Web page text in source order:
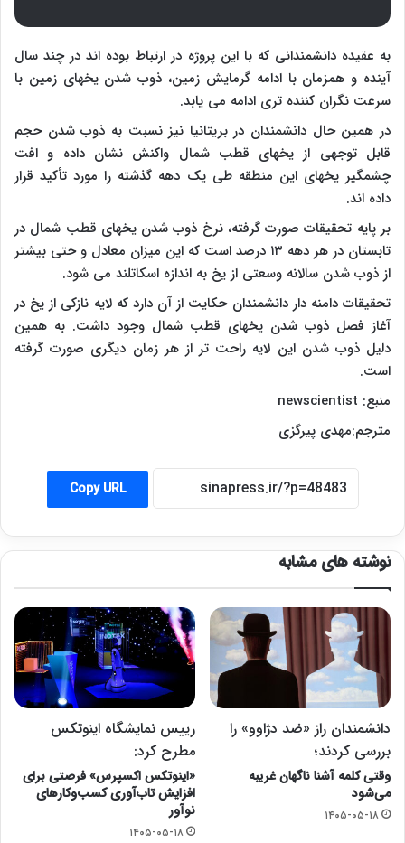
به عقیده دانشمندانی که با این پروژه در ارتباط بوده اند در چند سال
آینده و همزمان با ادامه گرمایش زمین، ذوب شدن یخهای زمین با
سرعت نگران کننده تری ادامه می یابد.
در همین حال دانشمندان در بریتانیا نیز نسبت به ذوب شدن حجم
قابل توجهی از یخهای قطب شمال واکنش نشان داده و افت
چشمگیر یخهای این منطقه طی یک دهه گذشته را مورد تأکید قرار
داده اند.
بر پایه تحقیقات صورت گرفته، نرخ ذوب شدن یخهای قطب شمال در
تابستان در هر دهه ۱۳ درصد است که این میزان معادل و حتی بیشتر
از ذوب شدن سالانه وسعتی از یخ به اندازه اسکاتلند می شود.
تحقیقات دامنه دار دانشمندان حکایت از آن دارد که لایه نازکی از یخ در
آغاز فصل ذوب شدن یخهای قطب شمال وجود داشت. به همین
دلیل ذوب شدن این لایه راحت تر از هر زمان دیگری صورت گرفته
است.
منبع: newscientist
مترجم:مهدی پیرگزی
Copy URL
نوشته های مشابه
دانشمندان راز «ضد دژاوو» را
بررسی کردند؛
وقتی کلمه آشنا ناگهان غریبه
می‌شود
۱۴۰۵-۰۵-۱۸
رییس نمایشگاه اینوتکس
مطرح کرد:
«اینوتکس اکسپرس» فرصتی برای
افزایش تاب‌آوری کسب‌وکارهای
نوآور
۱۴۰۵-۰۵-۱۸